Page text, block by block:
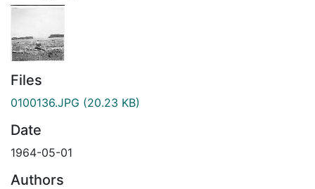
Files
0100136.JPG (20.23 KB)
Date
1964-05-01
Authors